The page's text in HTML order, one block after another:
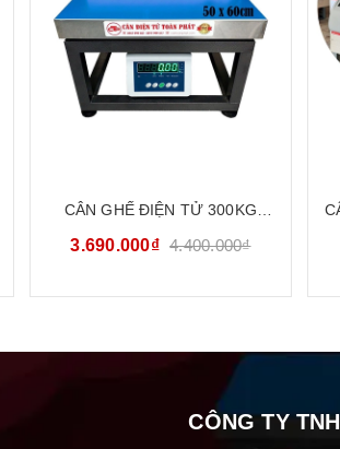
CÂN GHẾ ĐIỆN TỬ 300KG
3.690.000₫ 4.400.000₫
CÔNG TY